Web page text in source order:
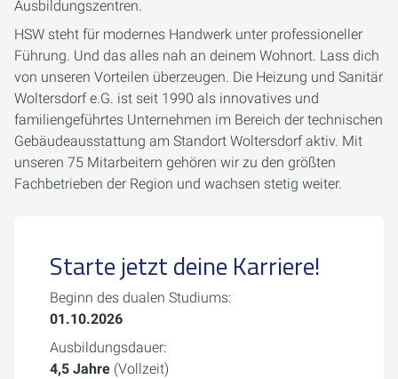
Ausbildungszentren.
HSW steht für modernes Handwerk unter professioneller
Führung. Und das alles nah an deinem Wohnort. Lass dich
von unseren Vorteilen überzeugen. Die Heizung und Sanitär
Woltersdorf e.G. ist seit 1990 als innovatives und
familiengeführtes Unternehmen im Bereich der technischen
Gebäudeausstattung am Standort Woltersdorf aktiv. Mit
unseren 75 Mitarbeitern gehören wir zu den größten
Fachbetrieben der Region und wachsen stetig weiter.
Starte jetzt deine Karriere!
Beginn des dualen Studiums:
01.10.2026
Ausbildungsdauer:
4,5 Jahre (Vollzeit)